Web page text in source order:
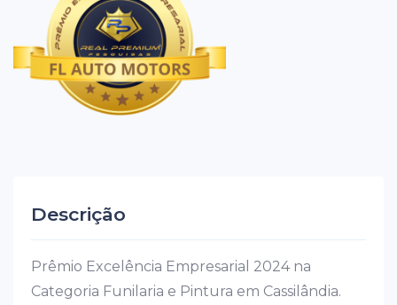
Descrição
Prêmio Excelência Empresarial 2024 na
Categoria Funilaria e Pintura em Cassilândia.